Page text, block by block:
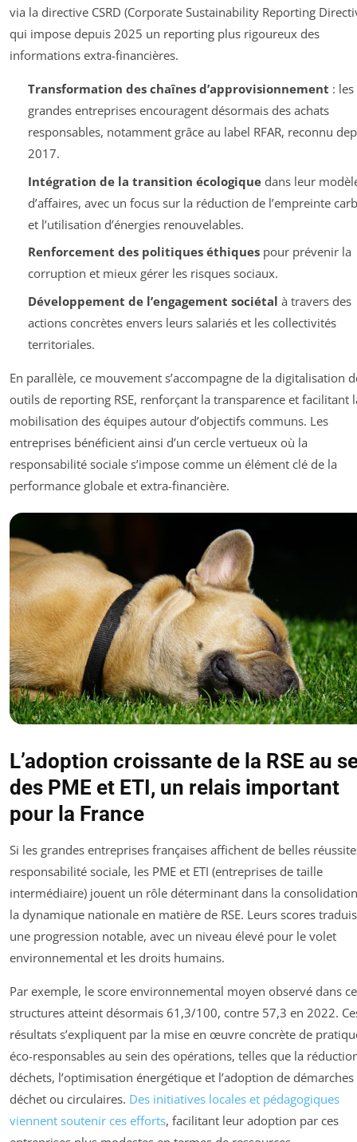
via la directive CSRD (Corporate Sustainability Reporting
qui impose depuis 2025 un reporting plus rigoureux des
informations extra-financières.
Transformation des chaînes d’approvisionnement : les
grandes entreprises encouragent désormais des achats
responsables, notamment grâce au label RFAR, reconnu
2017.
Intégration de la transition écologiquedans leur
d’affaires, avec un focus sur la réduction de l’empreinte
et l’utilisation d’énergies renouvelables.
Renforcement des politiques éthiquespour prévenir la
corruption et mieux gérer les risques sociaux.
Développement de l’engagement sociétal à travers des
actions concrètes envers leurs salariés et les collectivités
territoriales.
En parallèle, ce mouvement s’accompagne de la digitalisation
outils de reporting RSE, renforçant la transparence et facilitant
mobilisation des équipes autour d’objectifs communs. Les
entreprises bénéficient ainsi d’un cercle vertueux où la
responsabilité sociale s’impose comme un élément clé de la
performance globale et extra-financière.
L’adoption croissante de la RSE au
des PME et ETI, un relais important
pour la France
Si les grandes entreprises françaises affichent de belles
responsabilité sociale, les PME et ETI (entreprises de taille
intermédiaire) jouent un rôle déterminant dans la
la dynamique nationale en matière de RSE. Leurs scores
une progression notable, avec un niveau élevé pour le volet
environnemental et les droits humains.
Par exemple, le score environnemental moyen observé dans
structures atteint désormais 61,3/100, contre 57,3 en 2022.
résultats s’expliquent par la mise en œuvre concrète de
éco-responsables au sein des opérations, telles que la
déchets, l’optimisation énergétique et l’adoption de
déchet ou circulaires. Des initiatives locales et pédagogiques
viennent soutenir ces efforts, facilitant leur adoption par ces